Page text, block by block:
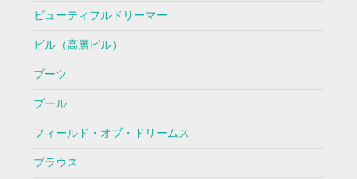
ビューティフルドリーマー
ビル（高層ビル）
ブーツ
プール
フィールド・オブ・ドリームス
ブラウス